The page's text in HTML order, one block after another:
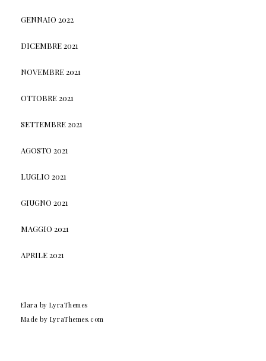
GENNAIO 2022
DICEMBRE 2021
NOVEMBRE 2021
OTTOBRE 2021
SETTEMBRE 2021
AGOSTO 2021
LUGLIO 2021
GIUGNO 2021
MAGGIO 2021
APRILE 2021
Elara by LyraThemes
Made by LyraThemes.com